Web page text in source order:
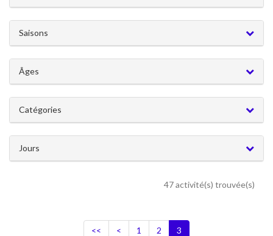
Saisons
Âges
Catégories
Jours
47 activité(s) trouvée(s)
<< < 1 2 3